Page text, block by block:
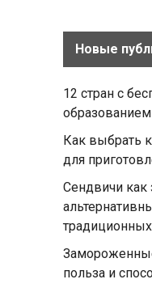
Новые
12 стран с
образованием
Как выбрать
для
Сендвичи как
польза и